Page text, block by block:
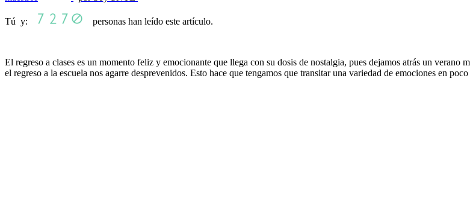
Tú y: personas han leído este artículo.
El regreso a clases es un momento feliz y emocionante que llega con su dosis de nostalgia, pues dejamos atrás un
el regreso a la escuela nos agarre desprevenidos. Esto hace que tengamos que transitar una variedad de emociones en